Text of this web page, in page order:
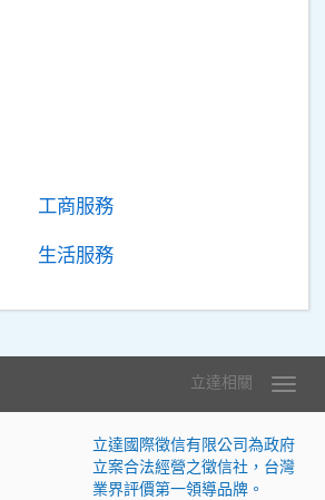
工商服務
生活服務
立達相關
立達國際徵信有限公司為政府
立案合法經營之徵信社，台灣
業界評價第一領導品牌。